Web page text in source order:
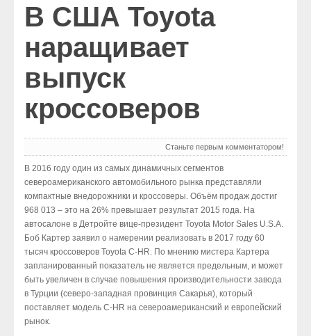
Комтранс
Экспо
История
В США Toyota
наращивает
выпуск
кроссоверов
Станьте первым комментатором!
В 2016 году один из самых динамичных сегментов
североамериканского автомобильного рынка представляли
компактные внедорожники и кроссоверы. Объём продаж достиг
968 013 – это на 26% превышает результат 2015 года. На
автосалоне в Детройте вице-президент Toyota Motor Sales U.S.A.
Боб Картер заявил о намерении реализовать в 2017 году 60
тысяч кроссоверов Toyota C-HR. По мнению мистера Картера
запланированный показатель не является предельным, и может
быть увеличен в случае повышения производительности завода
в Турции (северо-западная провинция Сакарья), который
поставляет модель C-HR на североамериканский и европейский
рынок.